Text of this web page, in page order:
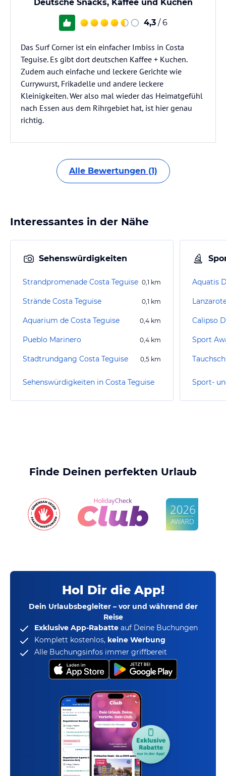
Deutsche Snacks, Kaffee und Kuchen
4,3 / 6
Das Surf Corner ist ein einfacher Imbiss in Costa
Teguise. Es gibt dort deutschen Kaffee + Kuchen.
Zudem auch einfache und leckere Gerichte wie
Currywurst, Frikadelle und andere leckere
Kleinigkeiten. Wer also mal wieder das Heimatgefühl
nach Essen aus dem Rihrgebiet hat, ist hier genau
richtig.
Alle Bewertungen (1)
Interessantes in der Nähe
Sehenswürdigkeiten
Strandpromenade Costa Teguise 0,1 km
Strände Costa Teguise 0,1 km
Aquarium de Costa Teguise 0,4 km
Pueblo Marinero 0,4 km
Stadtrundgang Costa Teguise 0,5 km
Sehenswürdigkeiten in Costa Teguise
Aquatis
Calipso
Sport
Finde Deinen perfekten Urlaub
Hol Dir die App!
Dein Urlaubsbegleiter – vor und während der
Reise
Exklusive App-Rabatte auf Deine Buchungen
Komplett kostenlos, keine Werbung
Alle Buchungsinfos immer griffbereit